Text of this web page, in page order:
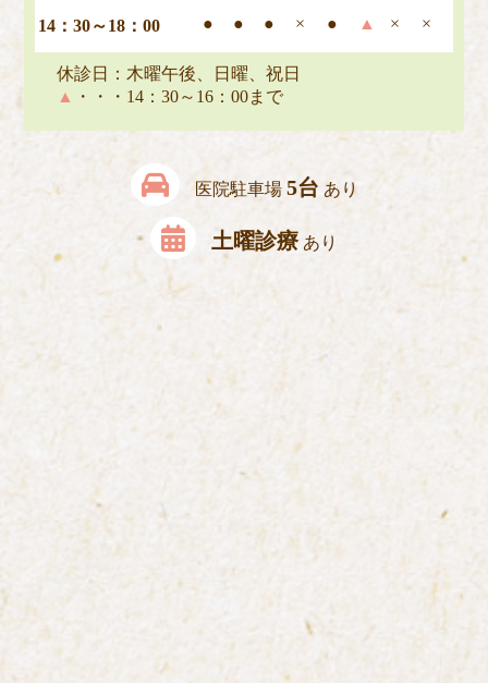
14：30～18：00 ● ● ● × ● ▲ × ×
休診日：木曜午後、日曜、祝日
▲ ・・・14：30～16：00まで
医院駐車場 5台 あり
土曜診療 あり